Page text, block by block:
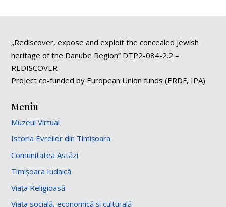
„Rediscover, expose and exploit the concealed Jewish
heritage of the Danube Region” DTP2-084-2.2 –
REDISCOVER
Project co-funded by European Union funds (ERDF, IPA)
Meniu
Muzeul Virtual
Istoria Evreilor din Timișoara
Comunitatea Astăzi
Timișoara Iudaică
Viața Religioasă
Viața socială, economică și culturală